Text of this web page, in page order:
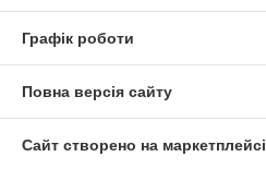
Графік роботи
Повна версія сайту
Сайт створено на маркетплейсі